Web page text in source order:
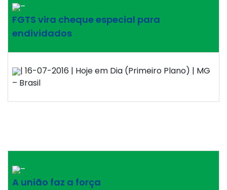
–
FGTS vira cheque especial para
endividados
| 16-07-2016 | Hoje em Dia (Primeiro Plano) | MG
– Brasil
–
A união faz a força